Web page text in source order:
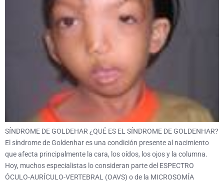
SÍNDROME DE GOLDEHAR ¿QUÉ ES EL SÍNDROME DE GOLDENHAR?
El síndrome de Goldenhar es una condición presente al nacimiento
que afecta principalmente la cara, los oídos, los ojos y la columna.
Hoy, muchos especialistas lo consideran parte del ESPECTRO
ÓCULO-AURÍCULO-VERTEBRAL (OAVS) o de la MICROSOMÍA